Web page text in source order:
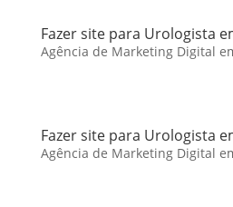
Fazer site para Urologista
Agência de Marketing Digital
Fazer site para Urologista
Agência de Marketing Digital